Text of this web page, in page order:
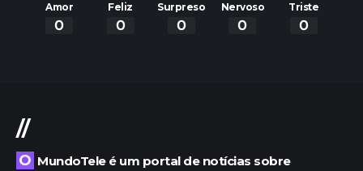
Amor
0
Feliz
0
Surpreso
0
Nervoso
0
Triste
0
//
O MundoTele é um portal de notícias sobre